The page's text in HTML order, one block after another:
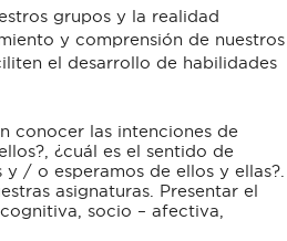
grupos y la realidad
y comprensión de nuestros
el desarrollo de habilidades
conocer las intenciones de
¿cuál es el sentido de
/ o esperamos de ellos y ellas?.
asignaturas. Presentar el
socio – afectiva,